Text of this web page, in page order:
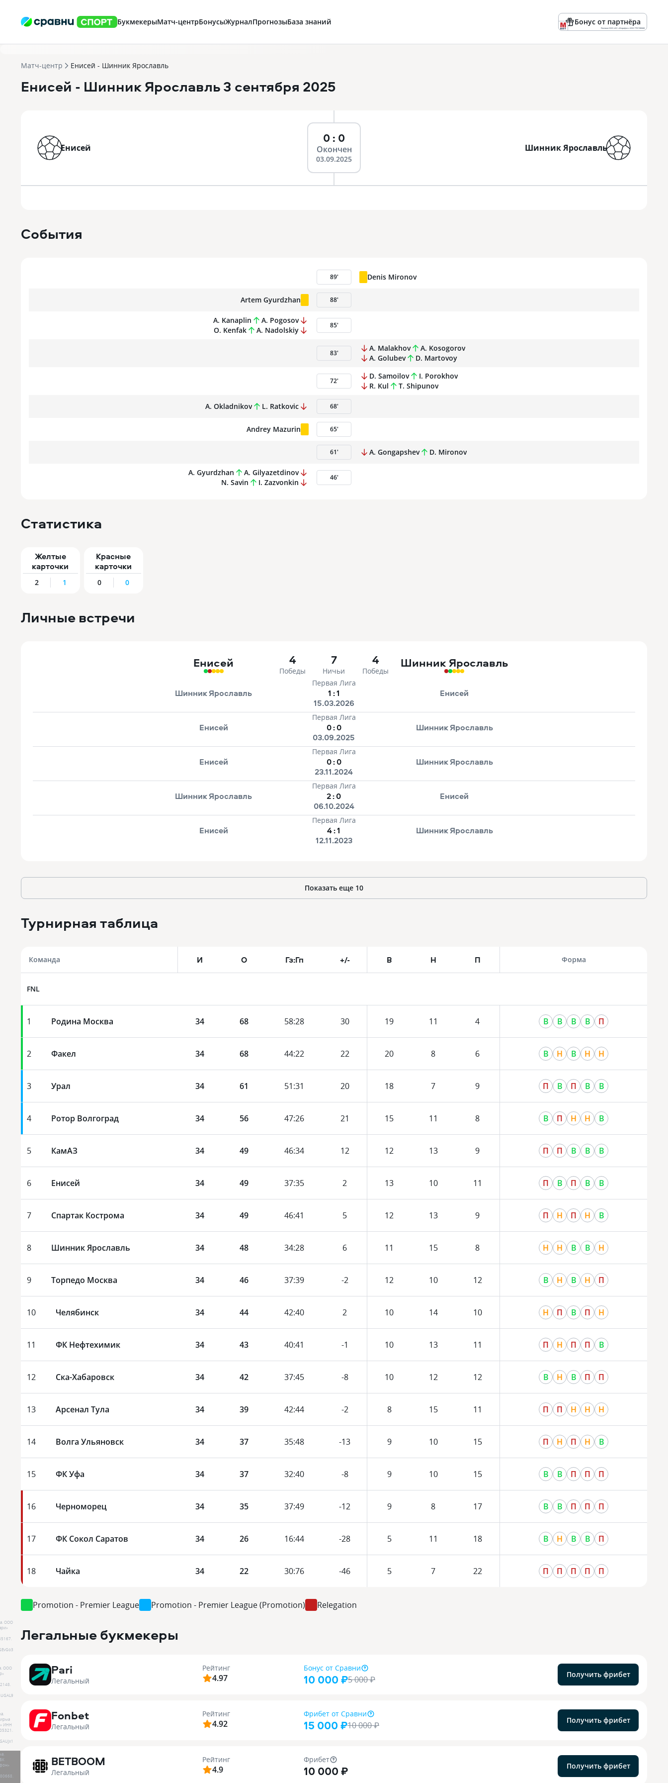
БукмекерыМатч-центрБонусыЖурналПрогнозыБаза знаний Бонус от партнёра
Реклама ООО «БК «Марафон» ИНН 7701180668
Матч-центр Енисей - Шинник Ярославль
Енисей - Шинник Ярославль3 сентября 2025
Енисей
0 : 0
Окончен
03.09.2025
Шинник Ярославль
События
89' Denis Mironov
Artem Gyurdzhan 88'
A. Kanaplin
A. Pogosov
O. Kenfak
A. Nadolskiy
85'
83'
A. Malakhov
A. Kosogorov
A. Golubev
D. Martovoy
72'
D. Samoilov
I. Porokhov
R. Kul
T. Shipunov
A. Okladnikov L. Ratkovic 68'
Andrey Mazurin 65'
61' A. Gongapshev D. Mironov
A. Gyurdzhan
A. Gilyazetdinov
N. Savin
I. Zazvonkin
46'
Статистика
Желтые
карточки
2 1
Красные
карточки
0 0
Личные встречи
Енисей 4
Победы
7
Ничьи
4
Победы
Шинник Ярославль
Шинник Ярославль
Первая Лига
1 :1
15.03.2026
Енисей
Енисей
Первая Лига
0:0
03.09.2025
Шинник Ярославль
Енисей
Первая Лига
0:0
23.11.2024
Шинник Ярославль
Шинник Ярославль
Первая Лига
2:0
06.10.2024
Енисей
Енисей
Первая Лига
4:1
12.11.2023
Шинник Ярославль
Показать еще 10
Турнирная таблица
Команда И О Гз:Гп +/- В Н П Форма
FNL
1 Родина Москва 34 68 58:28 30 19 11 4 В В В В П
2 Факел 34 68 44:22 22 20 8 6 В Н В Н Н
3 Урал 34 61 51:31 20 18 7 9 П В П В В
4 Ротор Волгоград 34 56 47:26 21 15 11 8 В П Н Н В
5 КамАЗ 34 49 46:34 12 12 13 9 П П В В В
6 Енисей 34 49 37:35 2 13 10 11 П В П В В
7 Спартак Кострома 34 49 46:41 5 12 13 9 П Н П Н В
8 Шинник Ярославль 34 48 34:28 6 11 15 8 Н Н В В Н
9 Торпедо Москва 34 46 37:39 -2 12 10 12 В Н В Н П
10 Челябинск 34 44 42:40 2 10 14 10 Н П В П Н
11 ФК Нефтехимик 34 43 40:41 -1 10 13 11 П Н П П В
12 Ска-Хабаровск 34 42 37:45 -8 10 12 12 В Н В П П
13 Арсенал Тула 34 39 42:44 -2 8 15 11 П П Н Н Н
14 Волга Ульяновск 34 37 35:48 -13 9 10 15 П Н П Н В
15 ФК Уфа 34 37 32:40 -8 9 10 15 В В П П П
16 Черноморец 34 35 37:49 -12 9 8 17 В В П П П
17 ФК Сокол Саратов 34 26 16:44 -28 5 11 18 В Н В В П
18 Чайка 34 22 30:76 -46 5 7 22 П П П П П
Promotion - Premier League Promotion - Premier League (Promotion) Relegation
Легальные букмекеры
Pari
Легальный
Рейтинг
4.97
Бонус от Сравни
10 000 ₽5 000₽ Получить фрибет
ООО
.
Fonbet
Легальный
Рейтинг
4.92
Фрибет от Сравни
15 000 ₽10 000₽ Получить фрибет
ООО
.
BETBOOM
Легальный
Рейтинг
4.9
Фрибет
10 000 ₽ Получить фрибет
ИНН
.